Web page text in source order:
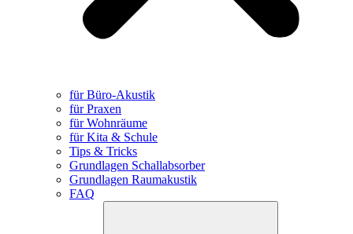
für Büro-Akustik
für Praxen
für Wohnräume
für Kita & Schule
Tips & Tricks
Grundlagen Schallabsorber
Grundlagen Raumakustik
FAQ